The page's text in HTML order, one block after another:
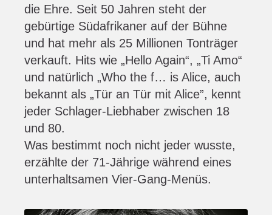
die Ehre. Seit 50 Jahren steht der
gebürtige Südafrikaner auf der Bühne
und hat mehr als 25 Millionen Tonträger
verkauft. Hits wie „Hello Again“, „Ti Amo“
und natürlich „Who the f… is Alice, auch
bekannt als „Tür an Tür mit Alice”, kennt
jeder Schlager-Liebhaber zwischen 18
und 80.
Was bestimmt noch nicht jeder wusste,
erzählte der 71-Jährige während eines
unterhaltsamen Vier-Gang-Menüs.